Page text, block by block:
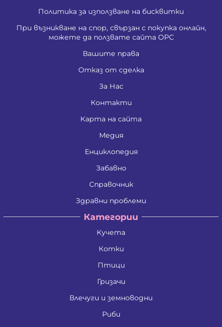
Политика за използване на бисквитки
При възникване на спор, свързан с покупка онлайн,
можете да ползвате сайта ОРС
Вашите права
Отказ от сделка
За Нас
Контакти
Карта на сайта
Медия
Енциклопедия
Забавно
Справочник
Здравни проблеми
Категории
Кучета
Котки
Птици
Гризачи
Влечуги и земноводни
Риби